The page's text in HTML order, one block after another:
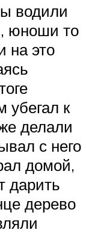
водили
юноши то
на это
убегал к
делали
с него
домой,
дарить
дерево